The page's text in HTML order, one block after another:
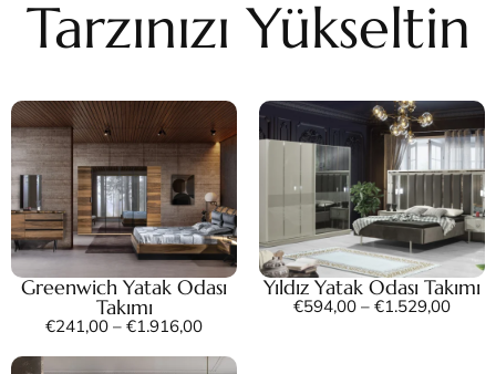
Tarzınızı Yükseltin
Greenwich Yatak Odası
Takımı
€241,00 – €1.916,00
Yıldız Yatak Odası Takımı
€594,00 – €1.529,00